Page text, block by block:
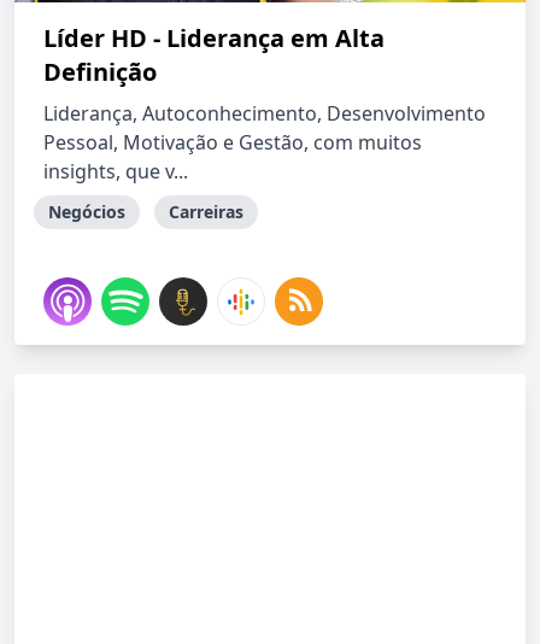
Líder HD - Liderança em Alta
Definição
Liderança, Autoconhecimento, Desenvolvimento
Pessoal, Motivação e Gestão, com muitos
insights, que v...
Negócios Carreiras